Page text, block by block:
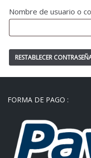
Nombre de usuario o
RESTABLECER
FORMA DE PAGO :